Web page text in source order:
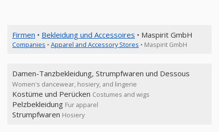
Firmen • Bekleidung und Accessoires • Maspirit GmbH
Companies • Apparel and Accessory Stores • Maspirit GmbH
Damen-Tanzbekleidung, Strumpfwaren und Dessous
Women's dancewear, hosiery, and lingerie
Kostüme und Perücken Costumes and wigs
Pelzbekleidung Fur apparel
Strumpfwaren Hosiery